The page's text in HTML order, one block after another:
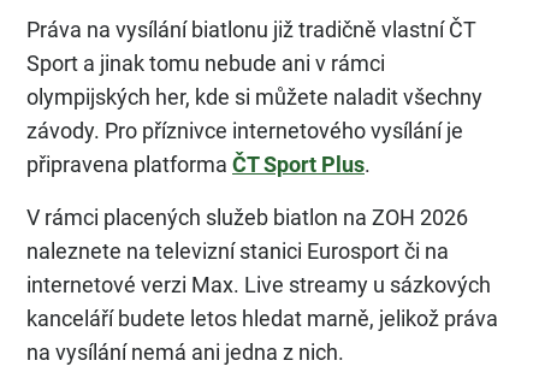
Práva na vysílání biatlonu již tradičně vlastní ČT
Sport a jinak tomu nebude ani v rámci
olympijských her, kde si můžete naladit všechny
závody. Pro příznivce internetového vysílání je
připravena platforma ČT Sport Plus.
V rámci placených služeb biatlon na ZOH 2026
naleznete na televizní stanici Eurosport či na
internetové verzi Max. Live streamy u sázkových
kanceláří budete letos hledat marně, jelikož práva
na vysílání nemá ani jedna z nich.